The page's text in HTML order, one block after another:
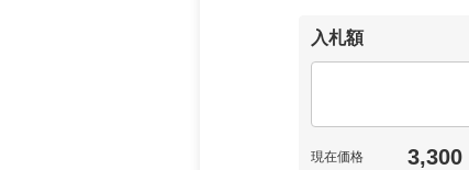
入札額
現在価格 3,300